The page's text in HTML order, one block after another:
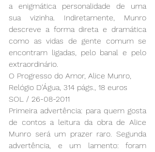
a enigmática personalidade de uma
sua vizinha. Indiretamente, Munro
descreve a forma direta e dramática
como as vidas de gente comum se
encontram ligadas, pelo banal e pelo
extraordinário.
O Progresso do Amor, Alice Munro,
Relógio D’Água, 314 págs., 18 euros
SOL / 26-08-2011
Primeira advertência: para quem gosta
de contos a leitura da obra de Alice
Munro será um prazer raro. Segunda
advertência, e um lamento: foram